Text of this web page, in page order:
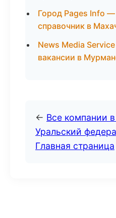
Город Pages Info
справочник в
News Media
вакансии в
← Все компании
Уральский
Главная страница